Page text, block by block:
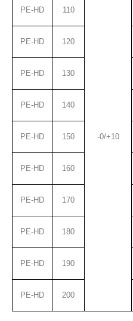
-0/+10
PE-HD 110
PE-HD 120
PE-HD 130
PE-HD 140
PE-HD 150
PE-HD 160
PE-HD 170
PE-HD 180
PE-HD 190
PE-HD 200